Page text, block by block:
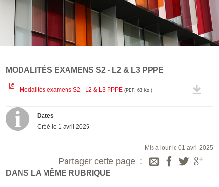
MODALITÉS EXAMENS S2 - L2 & L3 PPPE
Modalités examens S2 - L2 & L3 PPPE (PDF, 63 Ko )
Dates
Créé le 1 avril 2025
Mis à jour le 01 avril 2025
Partager cette page
DANS LA MÊME RUBRIQUE